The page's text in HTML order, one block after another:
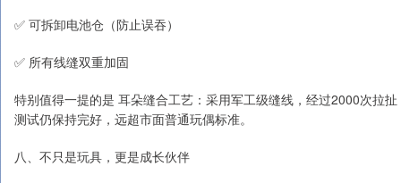
✅ 可拆卸电池仓（防止误吞）
✅ 所有线缝双重加固
特别值得一提的是 耳朵缝合工艺：采用军工级缝线，经过2000次拉扯
测试仍保持完好，远超市面普通玩偶标准。
八、不只是玩具，更是成长伙伴